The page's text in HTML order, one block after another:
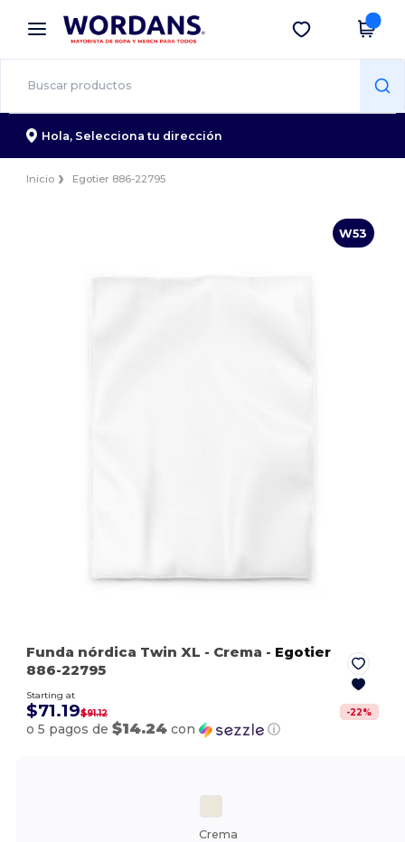
× App de Wordans
¡Mejores precios en app!
Descargar app
Hola, Selecciona tu dirección
Inicio Egotier 886-22795
W53
Funda nórdica Twin XL - Crema - Egotier
886-22795
Starting at
$71.19$91.12 -22%
o 5 pagos de$14.24 con ⓘ
Crema